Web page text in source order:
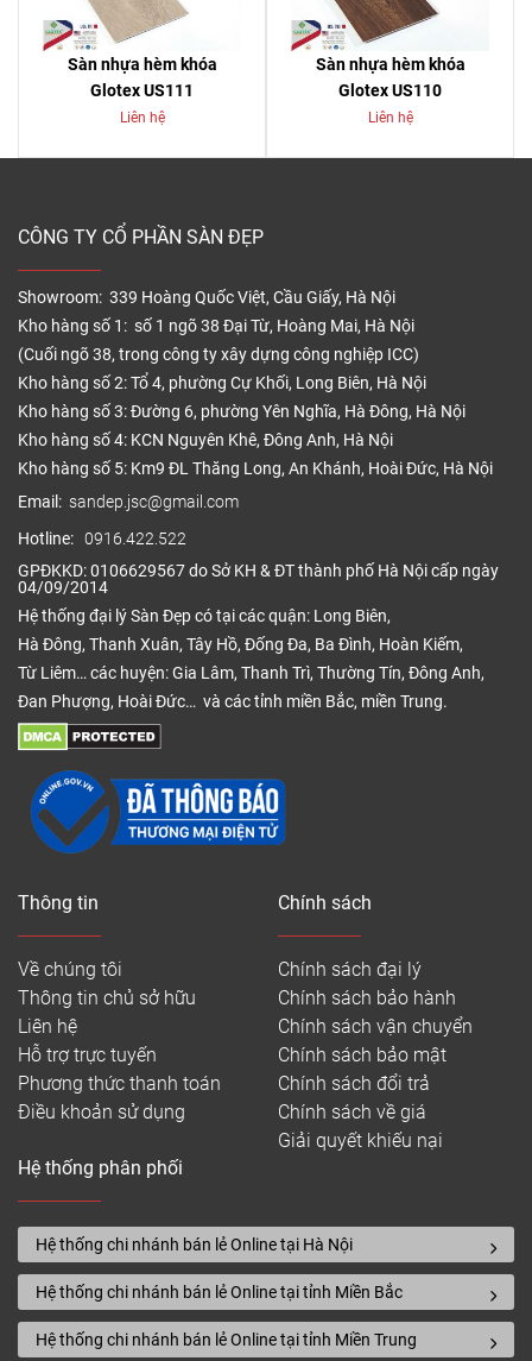
Sàn nhựa hèm khóa
Glotex US111
Liên hệ
Sàn nhựa hèm khóa
Glotex US110
Liên hệ
CÔNG TY CỔ PHẦN SÀN ĐẸP
Showroom: 339 Hoàng Quốc Việt, Cầu Giấy, Hà Nội
Kho hàng số 1: số 1 ngõ 38 Đại Từ, Hoàng Mai, Hà Nội
(Cuối ngõ 38, trong công ty xây dựng công nghiệp ICC)
Kho hàng số 2: Tổ 4, phường Cự Khối, Long Biên, Hà Nội
Kho hàng số 3: Đường 6, phường Yên Nghĩa, Hà Đông, Hà Nội
Kho hàng số 4: KCN Nguyên Khê, Đông Anh, Hà Nội
Kho hàng số 5: Km9 ĐL Thăng Long, An Khánh, Hoài Đức, Hà Nội
Email: sandep.jsc@gmail.com
Hotline: 0916.422.522
GPĐKKD: 0106629567 do Sở KH & ĐT thành phố Hà Nội cấp ngày
04/09/2014
Hệ thống đại lý Sàn Đẹp có tại các quận: Long Biên,
Hà Đông, Thanh Xuân, Tây Hồ, Đống Đa, Ba Đình, Hoàn Kiếm,
Từ Liêm… các huyện: Gia Lâm, Thanh Trì, Thường Tín, Đông Anh,
Đan Phượng, Hoài Đức… và các tỉnh miền Bắc, miền Trung.
Thông tin
Về chúng tôi
Thông tin chủ sở hữu
Liên hệ
Hỗ trợ trực tuyến
Phương thức thanh toán
Điều khoản sử dụng
Chính sách
Chính sách đại lý
Chính sách bảo hành
Chính sách vận chuyển
Chính sách bảo mật
Chính sách đổi trả
Chính sách về giá
Giải quyết khiếu nại
Hệ thống phân phối
Hệ thống chi nhánh bán lẻ Online tại Hà Nội
Hệ thống chi nhánh bán lẻ Online tại tỉnh Miền Bắc
Hệ thống chi nhánh bán lẻ Online tại tỉnh Miền Trung